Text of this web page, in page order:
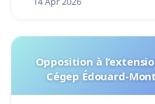
Opposition à
Cégep Édouard-